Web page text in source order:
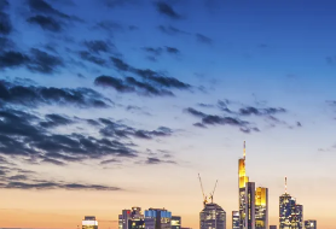
Nur notwendige Cookies
Unvergleichlich lecker
Mit dem Klick auf „geht klar”
personalisierte Werbung und passende
Cookies” werden lediglich technisch
Anpassen Geht klar
Datenschutzerklärung
Cookierichtlinie
Impressum
« zurück